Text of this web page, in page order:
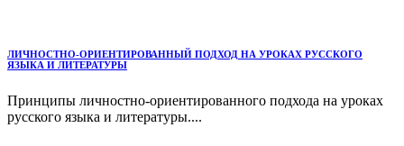
ЛИЧНОСТНО-ОРИЕНТИРОВАННЫЙ ПОДХОД НА УРОКАХ РУССКОГО
ЯЗЫКА И ЛИТЕРАТУРЫ
Принципы личностно-ориентированного подхода на уроках
русского языка и литературы....